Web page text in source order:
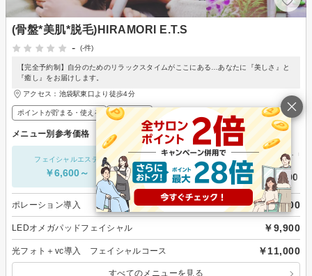
(骨盤*美肌*脱毛)HIRAMORI E.T.S
-
(-件)
【完全予約制】自分のためのリラックスタイムがここにある…あなたに『美しさ』と
『癒し』をお届けします。
アクセス：池袋駅東口より徒歩4分
ポイントが貯まる・使える メンズ歓迎
メニュー別参考価格
フェイシャルエステ
￥6,600～
脱毛・ムダ毛処理
￥9,075～
エイジングケア・リ
プ
￥9,900～
ポレーション導入 ￥6,600
LEDオメガパッドフェイシャル ￥9,900
光フォト＋vc導入 フェイシャルコース ￥11,000
すべてのメニューを見る